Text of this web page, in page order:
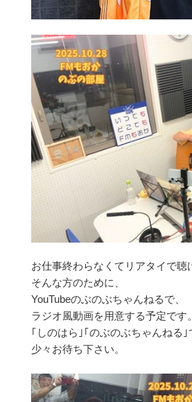
お仕事終わらなくてリアタイで
そんな方のために、
YouTubeのぶのぶちゃんねるで、
ラジオ風動画を用意する予定です。
｢しのはら｣｢のぶのぶちゃんねる｣
少々お待ち下さい。